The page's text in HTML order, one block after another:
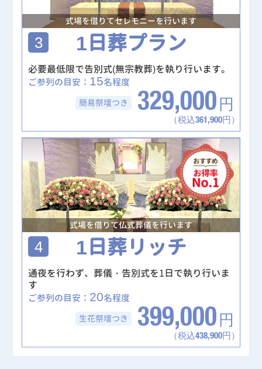
式場を借りてセレモニーを行います
3 1日葬プラン
必要最低限で告別式(無宗教葬)を執り行います。
ご参列の目安： 15名程度
簡易祭壇つき 329,000 円
（税込361,900円）
式場を借りて仏式葬儀を行います
4 1日葬リッチ
通夜を行わず、葬儀・告別式を1日で執り行いま
す
ご参列の目安： 20名程度
生花祭壇つき 399,000 円
（税込438,900円）